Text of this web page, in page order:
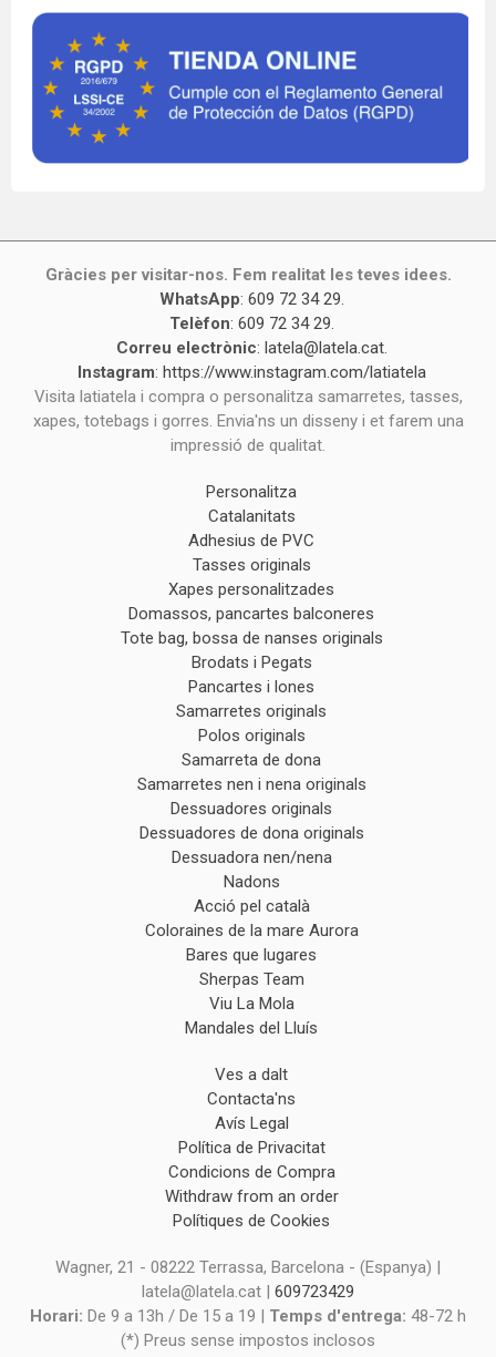
Gràcies per visitar-nos. Fem realitat les teves idees.
WhatsApp: 609 72 34 29.
Telèfon: 609 72 34 29.
Correu electrònic: latela@latela.cat.
Instagram: https://www.instagram.com/latiatela
Visita latiatela i compra o personalitza samarretes, tasses,
xapes, totebags i gorres. Envia'ns un disseny i et farem una
impressió de qualitat.
Personalitza
Catalanitats
Adhesius de PVC
Tasses originals
Xapes personalitzades
Domassos, pancartes balconeres
Tote bag, bossa de nanses originals
Brodats i Pegats
Pancartes i lones
Samarretes originals
Polos originals
Samarreta de dona
Samarretes nen i nena originals
Dessuadores originals
Dessuadores de dona originals
Dessuadora nen/nena
Nadons
Acció pel català
Coloraines de la mare Aurora
Bares que lugares
Sherpas Team
Viu La Mola
Mandales del Lluís
Ves a dalt
Contacta'ns
Avís Legal
Política de Privacitat
Condicions de Compra
Withdraw from an order
Polítiques de Cookies
Wagner, 21 - 08222 Terrassa, Barcelona - (Espanya) |
latela@latela.cat | 609723429
Horari: De 9 a 13h / De 15 a 19 | Temps d'entrega: 48-72 h
(*) Preus sense impostos inclosos